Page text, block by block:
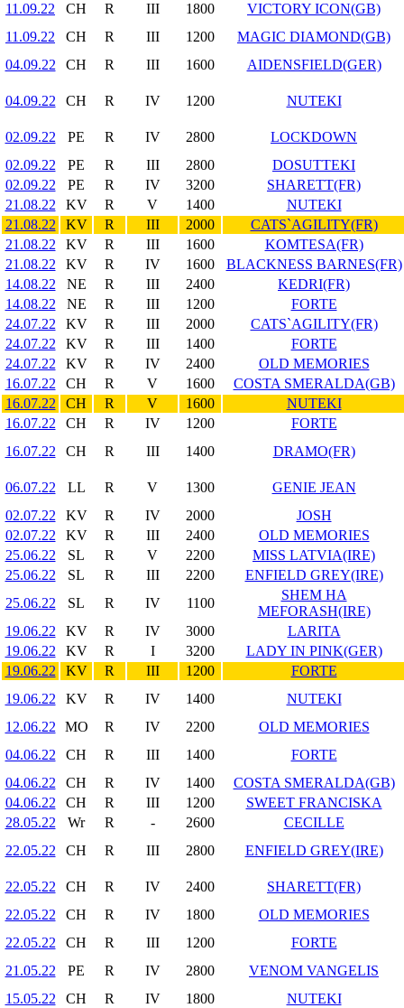
11.09.22
CH R III 1800
VICTORY ICON(GB)
11.09.22
CH R III 1200
MAGIC DIAMOND(GB)
04.09.22
CH R III 1600 AIDENSFIELD(GER)
04.09.22 CH R IV 1200 NUTEKI
02.09.22 PE R IV 2800
LOCKDOWN
02.09.22
PE R III 2800
DOSUTTEKI
02.09.22
PE R IV 3200
SHARETT(FR)
21.08.22
KV R V 1400
NUTEKI
21.08.22
KV R III 2000
CATS`AGILITY(FR)
21.08.22
KV R III 1600
KOMTESA(FR)
21.08.22
KV R IV 1600
BLACKNESS BARNES(FR)
14.08.22
NE R III 2400
KEDRI(FR)
14.08.22
NE R III 1200
FORTE
24.07.22
KV R III 2000
CATS`AGILITY(FR)
24.07.22
KV R III 1400
FORTE
24.07.22
KV R IV 2400
OLD MEMORIES
16.07.22
CH R V 1600
COSTA SMERALDA(GB)
16.07.22
CH R V 1600
NUTEKI
16.07.22
CH R IV 1200
FORTE
16.07.22
CH R III 1400 DRAMO(FR)
06.07.22 LL R V 1300
GENIE JEAN
02.07.22
KV R IV 2000
JOSH
02.07.22
KV R III 2400
OLD MEMORIES
25.06.22
SL R V 2200
MISS LATVIA(IRE)
25.06.22
SL R III 2200
ENFIELD GREY(IRE)
25.06.22
SL R IV 1100
SHEM HA
MEFORASH(IRE)
19.06.22
KV R IV 3000
LARITA
19.06.22
KV R I 3200
LADY IN PINK(GER)
19.06.22
KV R III 1200
FORTE
19.06.22
KV R IV 1400
NUTEKI
12.06.22
MO R IV 2200
OLD MEMORIES
04.06.22
CH R III 1400
FORTE
04.06.22
CH R IV 1400
COSTA SMERALDA(GB)
04.06.22
CH R III 1200
SWEET FRANCISKA
28.05.22
Wr R - 2600
CECILLE
22.05.22
CH R III 2800 ENFIELD GREY(IRE)
22.05.22 CH R IV 2400
SHARETT(FR)
22.05.22
CH R IV 1800
OLD MEMORIES
22.05.22
CH R III 1200
FORTE
21.05.22
PE R IV 2800
VENOM VANGELIS
15.05.22
CH R IV 1800 NUTEKI